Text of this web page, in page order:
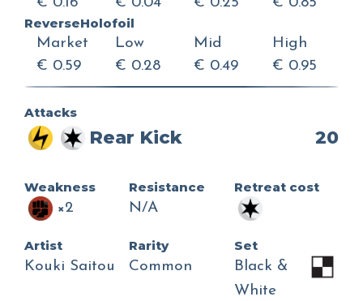
ReverseHolofoil
Market
€ 0.59
Low
€ 0.28
Mid
€ 0.49
High
€ 0.95
Attacks
Rear Kick 20
Weakness
×2
Resistance
N/A
Retreat cost
Artist
Kouki Saitou
Rarity
Common
Set
Black &
White